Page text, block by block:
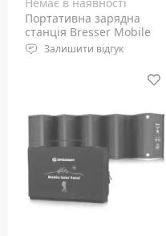
Портативна зарядна
станція Bresser Mobile
Power Station 88.8 Watt
(9638100)
Залишити відгук